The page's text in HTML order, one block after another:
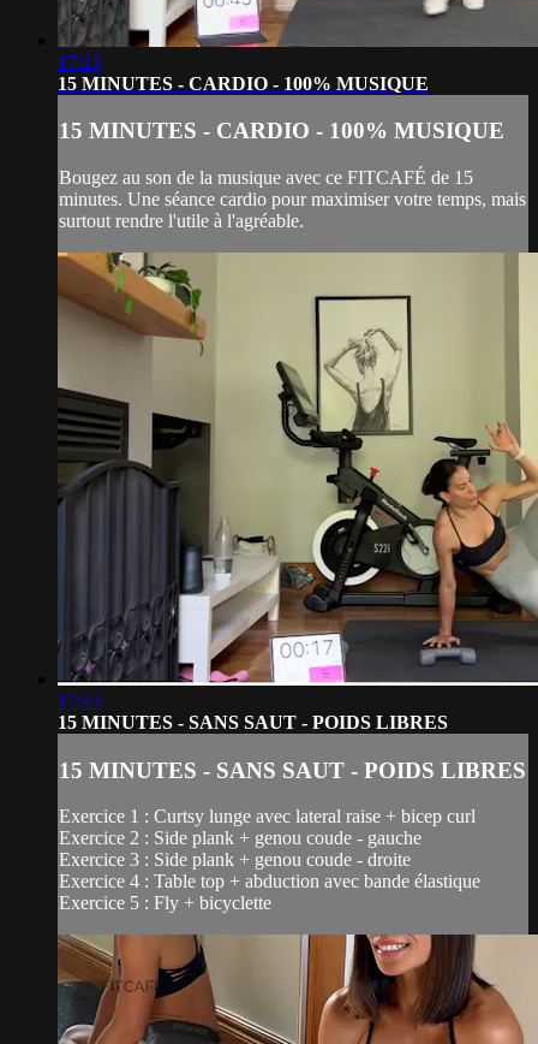
17:13
15 MINUTES - CARDIO - 100% MUSIQUE
15 MINUTES - CARDIO - 100% MUSIQUE
Bougez au son de la musique avec ce FITCAFÉ de 15
minutes. Une séance cardio pour maximiser votre temps, mais
surtout rendre l'utile à l'agréable.
17:43
15 MINUTES - SANS SAUT - POIDS LIBRES
15 MINUTES - SANS SAUT - POIDS LIBRES
Exercice 1 : Curtsy lunge avec lateral raise + bicep curl
Exercice 2 : Side plank + genou coude - gauche
Exercice 3 : Side plank + genou coude - droite
Exercice 4 : Table top + abduction avec bande élastique
Exercice 5 : Fly + bicyclette